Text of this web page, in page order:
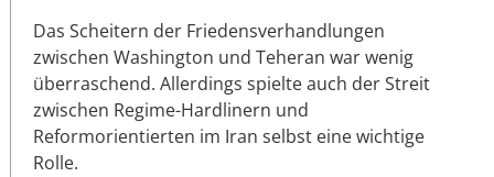
Das Scheitern der Friedensverhandlungen
zwischen Washington und Teheran war wenig
überraschend. Allerdings spielte auch der Streit
zwischen Regime-Hardlinern und
Reformorientierten im Iran selbst eine wichtige
Rolle.